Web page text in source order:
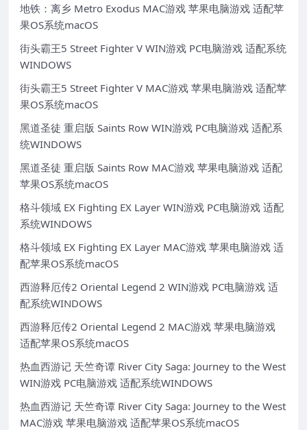
地铁：离乡 Metro Exodus MAC游戏 苹果电脑游戏 适配苹
果OS系统macOS
街头霸王5 Street Fighter V WIN游戏 PC电脑游戏 适配系统
WINDOWS
街头霸王5 Street Fighter V MAC游戏 苹果电脑游戏 适配苹
果OS系统macOS
黑道圣徒 重启版 Saints Row WIN游戏 PC电脑游戏 适配系
统WINDOWS
黑道圣徒 重启版 Saints Row MAC游戏 苹果电脑游戏 适配
苹果OS系统macOS
格斗领域 EX Fighting EX Layer WIN游戏 PC电脑游戏 适配
系统WINDOWS
格斗领域 EX Fighting EX Layer MAC游戏 苹果电脑游戏 适
配苹果OS系统macOS
西游释厄传2 Oriental Legend 2 WIN游戏 PC电脑游戏 适
配系统WINDOWS
西游释厄传2 Oriental Legend 2 MAC游戏 苹果电脑游戏
适配苹果OS系统macOS
热血西游记 天竺奇谭 River City Saga: Journey to the West
WIN游戏 PC电脑游戏 适配系统WINDOWS
热血西游记 天竺奇谭 River City Saga: Journey to the West
MAC游戏 苹果电脑游戏 适配苹果OS系统macOS